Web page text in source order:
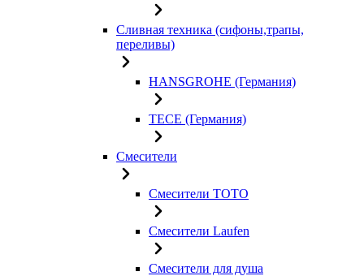
Сливная техника (сифоны,трапы,
переливы)
HANSGROHE (Германия)
TECE (Германия)
Смесители
Смесители TOTO
Смесители Laufen
Смесители для душа